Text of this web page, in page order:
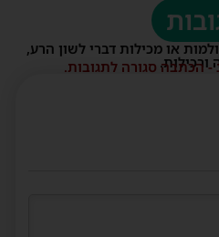
או מכילות דברי לשון הרע,
- הכתבה סגורה לתגובות.